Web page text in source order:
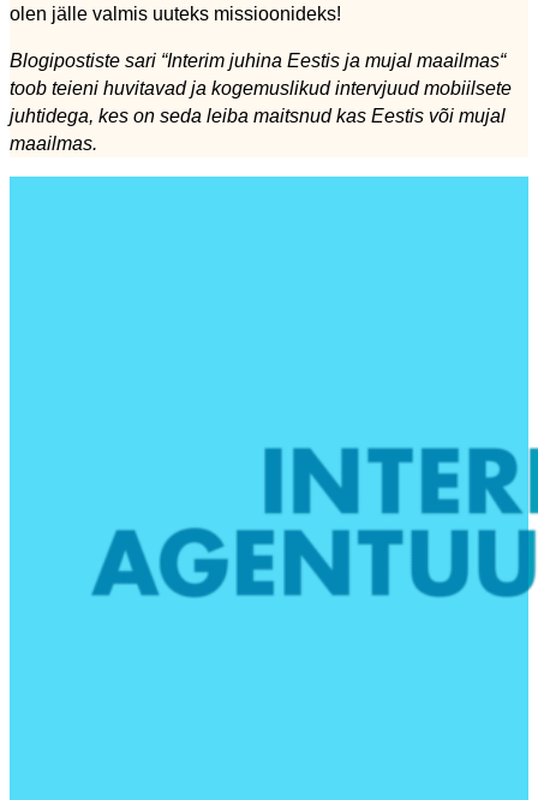
olen jälle valmis uuteks missioonideks!
Blogipostiste sari “Interim juhina Eestis ja mujal maailmas“
toob teieni huvitavad ja kogemuslikud intervjuud mobiilsete
juhtidega, kes on seda leiba maitsnud kas Eestis või mujal
maailmas.